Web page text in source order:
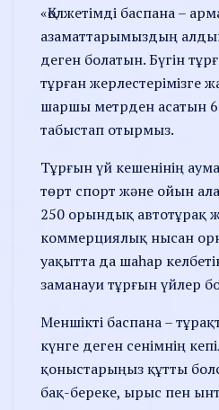
«Қолжетімді баспана –
азаматтарымыздың
деген болатын. Бүгін
тұрған
шаршы метрден асатын
табыстап отырмыз.
Тұрғын үй кешенінің
төрт спорт және ойын
250 орындық автотұрақ
коммерциялық нысан
уақытта да шаһар
заманауи тұрғын үйлер
Меншікті баспана –
күнге деген сенімнің
қоныстарыңыз құтты
бақ-береке, ырыс пен